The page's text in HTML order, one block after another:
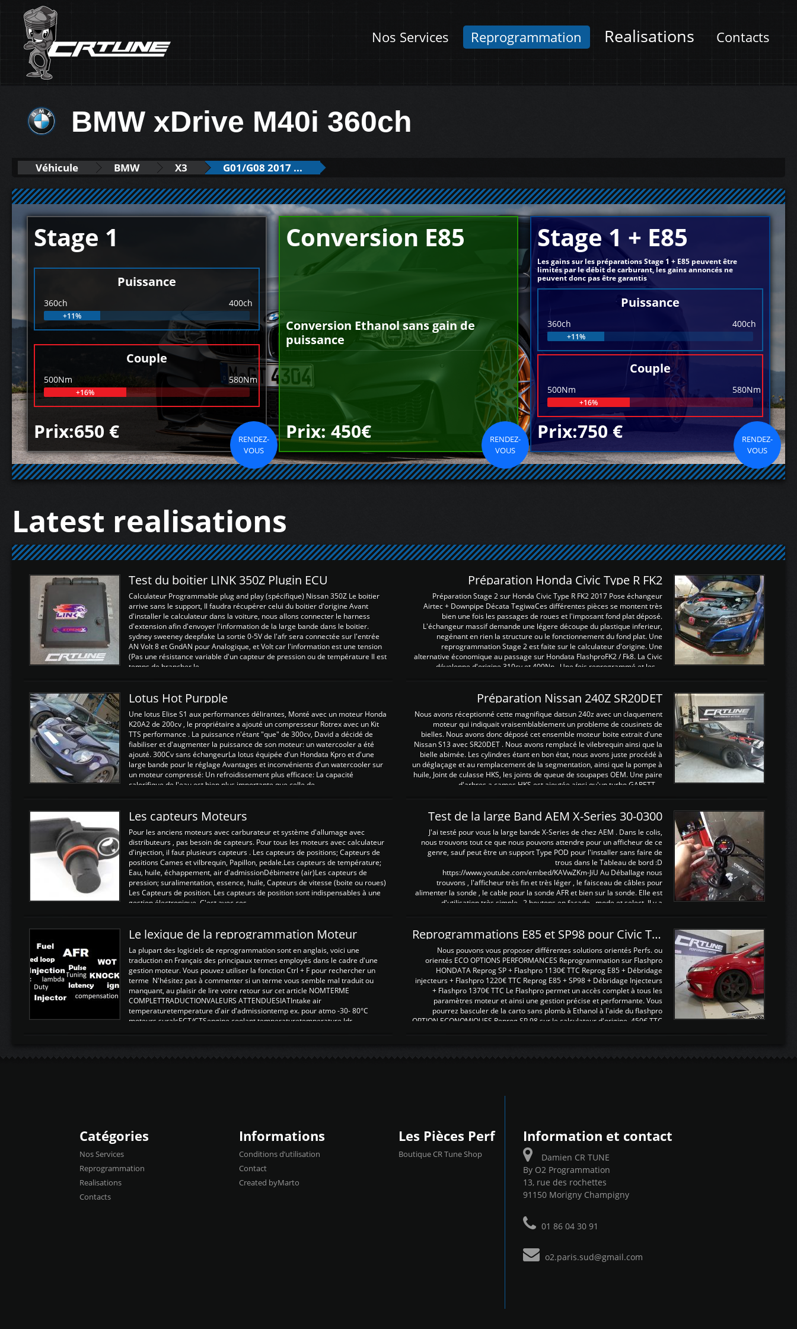
Nos Services Reprogrammation Realisations Contacts
BMW xDrive M40i 360ch
Véhicule BMW X3 G01/G08 2017 ...
Stage 1
Puissance
360ch 400ch
+11%
Couple
500Nm 580Nm
+16%
Prix:650 €
RENDEZ-
VOUS
Conversion E85
Conversion Ethanol sans gain de
puissance
Prix: 450€
RENDEZ-
VOUS
Stage 1 + E85
Les gains sur les préparations Stage 1 + E85 peuvent être
limités par le débit de carburant, les gains annoncés ne
peuvent donc pas être garantis
Puissance
360ch 400ch
+11%
Couple
500Nm 580Nm
+16%
Prix:750 €
RENDEZ-
VOUS
Latest realisations
Test du boitier LINK 350Z Plugin ECU
Calculateur Programmable plug and play (spécifique) Nissan 350Z Le boitier
arrive sans le support, Il faudra récupérer celui du boitier d'origine Avant
d'installer le calculateur dans la voiture, nous allons connecter le harness
d'extension afin d'envoyer l'information de la large bande dans le boitier.
sydney sweeney deepfake La sortie 0-5V de l'afr sera connectée sur l'entrée
AN Volt 8 et GndAN pour Analogique, et Volt car l'information est une tension
(Pas une résistance variable d'un capteur de pression ou de température Il est
temps de brancher le ...
Préparation Honda Civic Type R FK2
Préparation Stage 2 sur Honda Civic Type R FK2 2017 Pose échangeur
Airtec + Downpipe Décata TegiwaCes différentes pièces se montent très
bien une fois les passages de roues et l'imposant fond plat déposé.
L'échangeur massif demande une légere découpe du plastique inferieur,
negénant en rien la structure ou le fonctionnement du fond plat. Une
reprogrammation Stage 2 est faite sur le calculateur d'origine. Une
alternative économique au passage sur Hondata FlashproFK2 / Fk8. La Civic
développe d'origine 310cv et 400Nn , Une fois reprogrammé et les ...
Lotus Hot Purpple
Une lotus Elise S1 aux performances délirantes, Monté avec un moteur Honda
K20A2 de 200cv , le propriétaire a ajouté un compresseur Rotrex avec un Kit
TTS performance . La puissance n'étant "que" de 300cv, David a décidé de
fiabiliser et d'augmenter la puissance de son moteur: un watercooler a été
ajouté. 300Cv sans échangeurLa lotus équipée d'un Hondata Kpro et d'une
large bande pour le réglage Avantages et inconvénients d'un watercooler sur
un moteur compressé: Un refroidissement plus efficace: La capacité
calorifique de l'eau est bien plus importante que celle de ...
Préparation Nissan 240Z SR20DET
Nous avons réceptionné cette magnifique datsun 240z avec un claquement
moteur qui indiquait vraisemblablement un probleme de cousinets de
bielles. Nous avons donc déposé cet ensemble moteur boite extrait d'une
Nissan S13 avec SR20DET . Nous avons remplacé le vilebrequin ainsi que la
bielle abimée. Les cylindres étant en bon état, nous avons juste procédé à
un déglaçage et au remplacement de la segmentation, ainsi que la pompe à
huile, Joint de culasse HKS, les joints de queue de soupapes OEM. Une paire
d'arbres a cames HKS est ajoutée ainsi qu'un turbo GARETT ...
Les capteurs Moteurs
Pour les anciens moteurs avec carburateur et système d'allumage avec
distributeurs , pas besoin de capteurs. Pour tous les moteurs avec calculateur
d'injection, il faut plusieurs capteurs . Les capteurs de positions; Capteurs de
positions Cames et vilbrequin, Papillon, pedale.Les capteurs de température;
Eau, huile, échappement, air d'admissionDébimetre (air)Les capteurs de
pression; suralimentation, essence, huile, Capteurs de vitesse (boite ou roues)
Les Capteurs de position. Les capteurs de position sont indispensables à une
gestion électronique. C'est avec ces ...
Test de la large Band AEM X-Series 30-0300
J'ai testé pour vous la large bande X-Series de chez AEM . Dans le colis,
nous trouvons tout ce que nous pouvons attendre pour un afficheur de ce
genre, sauf peut être un support Type POD pour l'installer sans faire de
trous dans le Tableau de bord :D
https://www.youtube.com/embed/KAVwZKm-JiU Au Déballage nous
trouvons , l'afficheur très fin et très léger , le faisceau de câbles pour
alimenter la sonde , le cable pour la sonde AFR et bien sur la sonde. Elle est
d'utilisation très simple , 2 boutons en façade , mode et select. Il y a
Le lexique de la reprogrammation Moteur
La plupart des logiciels de reprogrammation sont en anglais, voici une
traduction en Français des principaux termes employés dans le cadre d'une
gestion moteur. Vous pouvez utiliser la fonction Ctrl + F pour rechercher un
terme N'hésitez pas à commenter si un terme vous semble mal traduit ou
manquant, au plaisir de lire votre retour sur cet article NOMTERME
COMPLETTRADUCTIONVALEURS ATTENDUESIATIntake air
temperaturetemperature d'air d'admissiontemp ex. pour atmo -30- 80°C
moteurs suralsECT/CTSengine coolant temperaturetemperature ldr
Reprogrammations E85 et SP98 pour Civic Type R FN2
Nous pouvons vous proposer différentes solutions orientés Perfs. ou
orientés ECO OPTIONS PERFORMANCES Reprogrammation sur Flashpro
HONDATA Reprog SP + Flashpro 1130€ TTC Reprog E85 + Débridage
injecteurs + Flashpro 1220€ TTC Reprog E85 + SP98 + Débridage Injecteurs
+ Flashpro 1370€ TTC Le Flashpro permet un accès complet à tous les
paramètres moteur et ainsi une gestion précise et performante. Vous
pourrez basculer de la carto sans plomb à Ethanol à l'aide du flashpro
OPTION ECONOMIQUES Reprog SP 98 sur le calculateur d'origine 450€ TTC
Catégories
Nos Services
Reprogrammation
Realisations
Contacts
Informations
Conditions d’utilisation
Contact
Created byMarto
Les Pièces Perf
Boutique CR Tune Shop
Information et contact
Damien CR TUNE
By O2 Programmation
13, rue des rochettes
91150 Morigny Champigny
01 86 04 30 91
o2.paris.sud@gmail.com